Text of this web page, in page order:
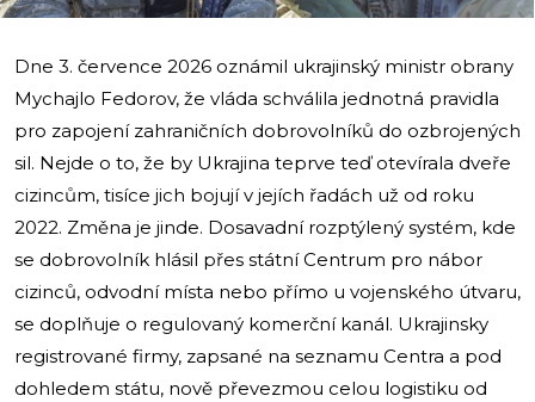
Dne 3. července 2026 oznámil ukrajinský ministr obrany
Mychajlo Fedorov, že vláda schválila jednotná pravidla
pro zapojení zahraničních dobrovolníků do ozbrojených
sil. Nejde o to, že by Ukrajina teprve teď otevírala dveře
cizincům, tisíce jich bojují v jejích řadách už od roku
2022. Změna je jinde. Dosavadní rozptýlený systém, kde
se dobrovolník hlásil přes státní Centrum pro nábor
cizinců, odvodní místa nebo přímo u vojenského útvaru,
se doplňuje o regulovaný komerční kanál. Ukrajinsky
registrované firmy, zapsané na seznamu Centra a pod
dohledem státu, nově převezmou celou logistiku od